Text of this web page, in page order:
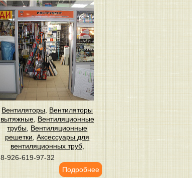
Вентиляторы Вентиляторы
вытяжные, Вентиляционные
трубы Вентиляционные
решетки ,Аксессуары для
вентиляционных труб,
8-926-619-97-32
Подробнее